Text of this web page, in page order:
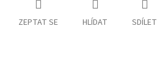
ZEPTAT SE HLÍDAT SDÍLET